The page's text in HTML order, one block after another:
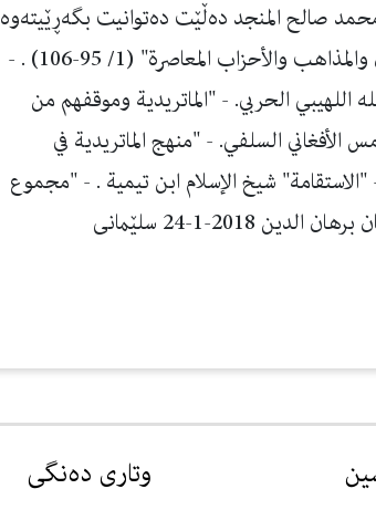
صالح المنجد ده‌ڵێت ده‌توانیت بگه‌ڕێیته‌وه‌
بۆ ئه‌م سه‌رچاوانه‌: "الموسوعة الميسرة في الأديان والمذاهب والأحزاب المعاصرة" (1/ 95-106) . -
اللهيبي الحربي. - "الماتريدية وموقفهم من
الأفغاني السلفي. - "منهج الماتريدية في
شيخ الإسلام ابن تيمية . - "مجموع
وتاری دەنگی